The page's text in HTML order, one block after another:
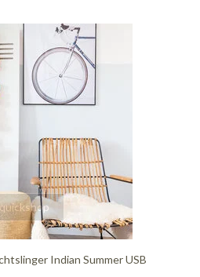
quickshop
Indian Summer USB